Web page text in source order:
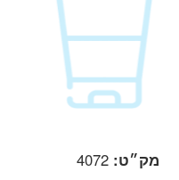
מק״ט:4072